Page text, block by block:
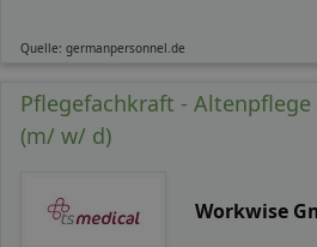
Quelle: germanpersonnel.de
Pflegefachkraft -
(m/ w/ d)
Workwise